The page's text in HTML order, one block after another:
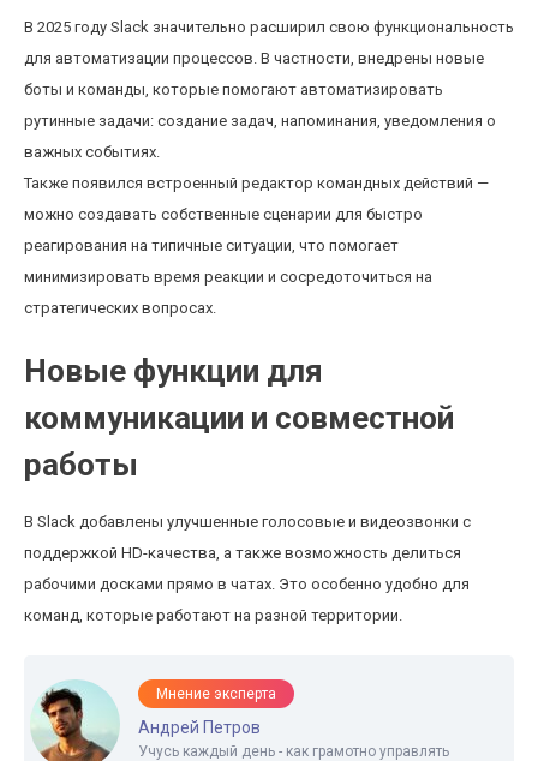
В 2025 году Slack значительно расширил свою функциональность
для автоматизации процессов. В частности, внедрены новые
боты и команды, которые помогают автоматизировать
рутинные задачи: создание задач, напоминания, уведомления о
важных событиях.
Также появился встроенный редактор командных действий —
можно создавать собственные сценарии для быстро
реагирования на типичные ситуации, что помогает
минимизировать время реакции и сосредоточиться на
стратегических вопросах.
Новые функции для
коммуникации и совместной
работы
В Slack добавлены улучшенные голосовые и видеозвонки с
поддержкой HD-качества, а также возможность делиться
рабочими досками прямо в чатах. Это особенно удобно для
команд, которые работают на разной территории.
Мнение эксперта
Андрей Петров
Учусь каждый день - как грамотно управлять